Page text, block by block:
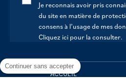
Je reconnais avoir pris
du site en matière de
consens à l’usage de mes
Cliquez ici pour la consulter.
ACCUEIL
Continuer sans accepter